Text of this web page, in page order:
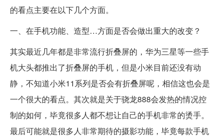
的看点主要在以下几个方面。
一、在手机功能、造型…方面是否会做出重大的改变？
其实最近几年都是非常流行折叠屏的，华为三星等一些手
机大头都推出了折叠屏的手机，但是小米目前还没有动
静，不知道小米11系列是否会有折叠屏呢，相信这也会是
一个很大的看点。其次就是关于骁龙888会发热的情况控
制的如何，毕竟很多人都不想让自己的手机非常的烫手。
最后可能就是很多人非常期待的摄影功能，毕竟每款手机